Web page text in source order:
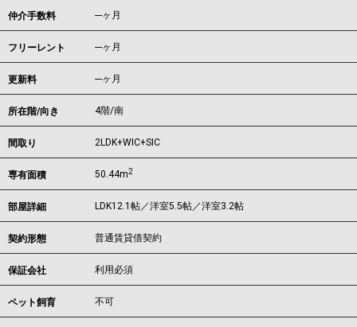
仲介手数料 ---ヶ月
フリーレント ---ヶ月
更新料 ---ヶ月
所在階/向き 4階/南
間取り 2LDK+WIC+SIC
専有面積 50.44m2
部屋詳細 LDK12.1帖／洋室5.5帖／洋室3.2帖
契約形態 普通賃貸借契約
保証会社 利用必須
ペット飼育 不可